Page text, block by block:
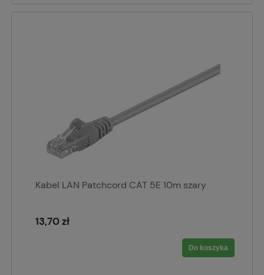
Kabel LAN Patchcord CAT 5E 10m szary
13,70 zł
Do koszyka